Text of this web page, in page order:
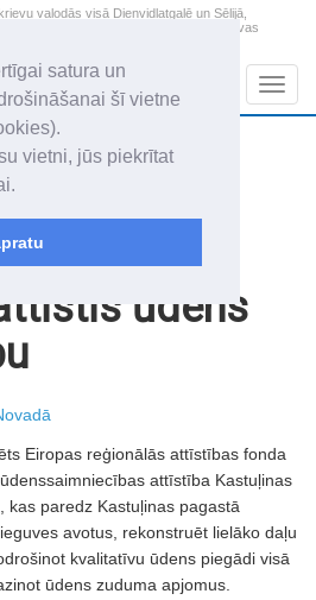
satura un
šī vietne
vietni, jūs piekrītat
valodās visā Dienvidlatgalē un Sēlijā,
Daugavpils valstspilsētu, Augšdaugavas
+13.2
ūdens
Eiropas reģionālās attīstības fonda
attīstība Kastuļinas
kas paredz Kastuļinas pagastā
avotus, rekonstruēt lielāko daļu
kvalitatīvu ūdens piegādi visā
ūdens zuduma apjomus.